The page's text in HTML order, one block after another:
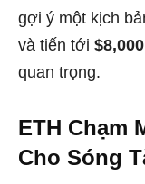
gợi ý một kịch
và tiến tới $8,000
quan trọng.
ETH Chạm
Cho Sóng